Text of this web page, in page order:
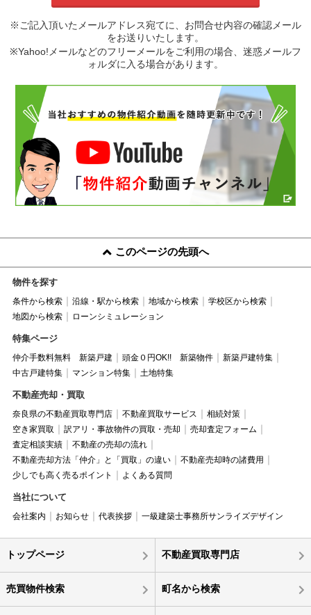
※ご記入頂いたメールアドレス宛てに、お問合せ内容の確認メール
をお送りいたします。
※Yahoo!メールなどのフリーメールをご利用の場合、迷惑メールフ
ォルダに入る場合があります。
このページの先頭へ
物件を探す
条件から検索 沿線・駅から検索 地域から検索
学校区から検索
地図から検索
ローンシミュレーション
特集ページ
仲介手数料無料 新築戸建 頭金０円OK!! 新築物件
新築戸建特集
中古戸建特集
マンション特集 土地特集
不動産売却・買取
奈良県の不動産買取専門店 不動産買取サービス
相続対策
空き家買取
訳アリ・事故物件の買取・売却
売却査定フォーム
査定相談実績
不動産の売却の流れ
不動産売却方法「仲介」と「買取」の違い
不動産売却時の諸費用
少しでも高く売るポイント
よくある質問
当社について
会社案内 お知らせ 代表挨拶 一級建築士事務所サンライズデザイン
トップページ 不動産買取専門店
売買物件検索 町名から検索